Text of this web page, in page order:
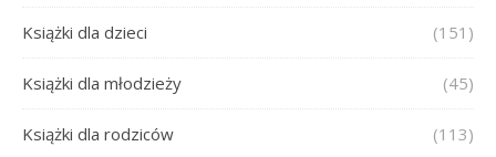
Książki dla dzieci (151)
Książki dla młodzieży (45)
Książki dla rodziców (113)